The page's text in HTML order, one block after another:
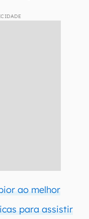
ao melhor
para assistir